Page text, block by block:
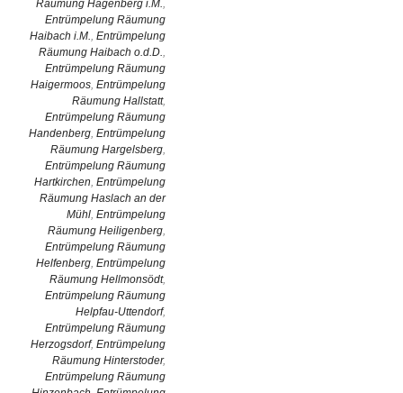
Räumung Hagenberg i.M.,
Entrümpelung Räumung
Haibach i.M., Entrümpelung
Räumung Haibach o.d.D.,
Entrümpelung Räumung
Haigermoos, Entrümpelung
Räumung Hallstatt,
Entrümpelung Räumung
Handenberg, Entrümpelung
Räumung Hargelsberg,
Entrümpelung Räumung
Hartkirchen, Entrümpelung
Räumung Haslach an der
Mühl, Entrümpelung
Räumung Heiligenberg,
Entrümpelung Räumung
Helfenberg, Entrümpelung
Räumung Hellmonsödt,
Entrümpelung Räumung
Helpfau-Uttendorf,
Entrümpelung Räumung
Herzogsdorf, Entrümpelung
Räumung Hinterstoder,
Entrümpelung Räumung